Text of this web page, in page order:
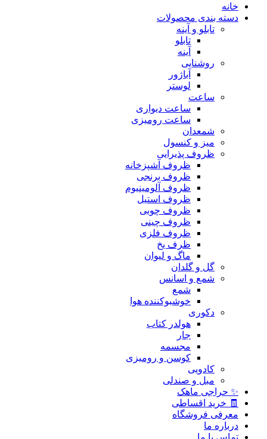
خانه
دسته بندی محصولات
تابلو و آینه
تابلو
آینه
روشنایی
آباژور
لوستر
ساعت
ساعت دیواری
ساعت رومیزی
شمعدان
میز و کنسول
ظروف پذیرایی
ظروف آشپزخانه
ظروف برنجی
ظروف آلومینیوم
ظروف استیل
ظروف چوبی
ظروف چینی
ظروف فلزی
ظرف یخ
ماگ و لیوان
گل و گلدان
شمع و اسانس
شمع
خوشبوکننده هوا
دکوری
هولدر کتاب
جار
مجسمه
کوسن و رومیزی
کادویی
مبل و صندلی
✨ حراجی ماهک
🧾 خرید اقساطی
معرفی فروشگاه
درباره ما
تماس با ما